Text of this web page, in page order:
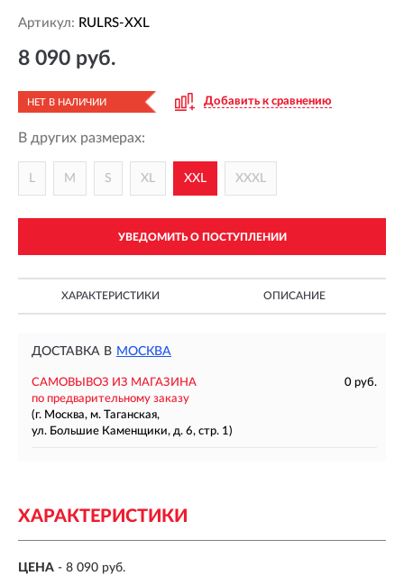
Артикул: RULRS-XXL
8 090 руб.
НЕТ В НАЛИЧИИ Добавить к сравнению
В других размерах:
L M S XL XXL XXXL
УВЕДОМИТЬ О ПОСТУПЛЕНИИ
ХАРАКТЕРИСТИКИ ОПИСАНИЕ
ДОСТАВКА В МОСКВА
САМОВЫВОЗ ИЗ МАГАЗИНА
0 руб.
по предварительному заказу
(г. Москва, м. Таганская,
ул. Большие Каменщики, д. 6, стр. 1)
ХАРАКТЕРИСТИКИ
ЦЕНА - 8 090 руб.